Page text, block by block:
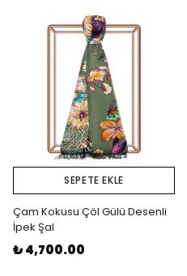
SEPETE EKLE
Çam Kokusu Çöl Gülü Desenli
İpek Şal
₺ 4,700.00